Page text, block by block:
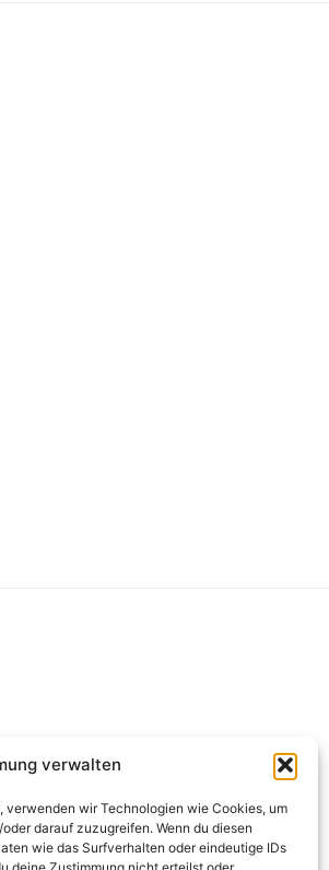
verwalten
verwenden wir Technologien wie Cookies, um
darauf zuzugreifen. Wenn du diesen
wie das Surfverhalten oder eindeutige IDs